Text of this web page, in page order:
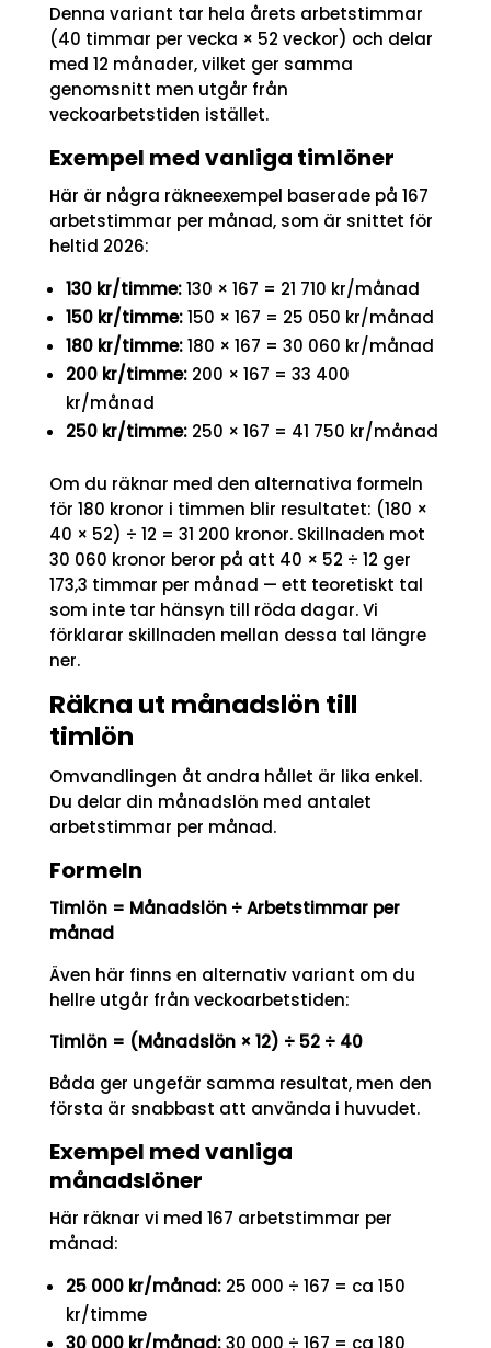
Denna variant tar hela årets arbetstimmar
(40 timmar per vecka × 52 veckor) och delar
med 12 månader, vilket ger samma
genomsnitt men utgår från
veckoarbetstiden istället.
Exempel med vanliga timlöner
Här är några räkneexempel baserade på 167
arbetstimmar per månad, som är snittet för
heltid 2026:
130 kr/timme:130 × 167 = 21 710 kr/månad
150 kr/timme:150 × 167 = 25 050 kr/månad
180 kr/timme:180 × 167 = 30 060 kr/månad
200 kr/timme:200 × 167 = 33 400
kr/månad
250 kr/timme:250 × 167 = 41 750 kr/månad
Om du räknar med den alternativa formeln
för 180 kronor i timmen blir resultatet: (180 ×
40 × 52) ÷ 12 = 31 200 kronor. Skillnaden mot
30 060 kronor beror på att 40 × 52 ÷ 12 ger
173,3 timmar per månad — ett teoretiskt tal
som inte tar hänsyn till röda dagar. Vi
förklarar skillnaden mellan dessa tal längre
ner.
Räkna ut månadslön till
timlön
Omvandlingen åt andra hållet är lika enkel.
Du delar din månadslön med antalet
arbetstimmar per månad.
Formeln
Timlön = Månadslön ÷ Arbetstimmar per
månad
Även här finns en alternativ variant om du
hellre utgår från veckoarbetstiden:
Timlön = (Månadslön × 12) ÷ 52 ÷ 40
Båda ger ungefär samma resultat, men den
första är snabbast att använda i huvudet.
Exempel med vanliga
månadslöner
Här räknar vi med 167 arbetstimmar per
månad:
25 000 kr/månad:25 000 ÷ 167 = ca 150
kr/timme
30 000 kr/månad:30 000 ÷ 167 = ca 180